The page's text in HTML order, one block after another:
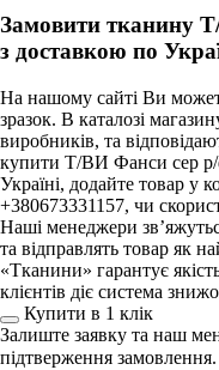
Замовити тканину
з доставкою по
На нашому сайті Ви
зразок. В каталозі
виробників, та
купити Т/ВИ Фанси сер p/
Україні, додайте товар у
+380673331157, чи
Наші менеджери
та відправлять товар як
«Тканини» гарантує
клієнтів діє система
Купити в 1 клiк
Залиште заявку та наш
підтверження замовлення.